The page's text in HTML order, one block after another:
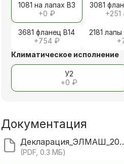
1081 на лапах В3
+0 ₽
3081
+251
3681 фланец В14
+754 ₽
2181
+
Климатическое исполнение
У2
+0 ₽
Документация
(PDF, 0.3 МБ)